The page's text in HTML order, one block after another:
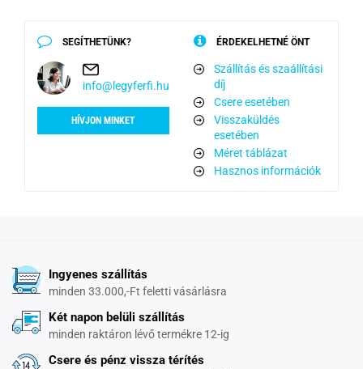
SEGÍTHETÜNK?
info@legyferfi.hu
HÍVJON MINKET
ÉRDEKELHETNÉ ÖNT
Szállítás és szaállítási
díj
Csere esetében
Visszaküldés
esetében
Méret táblázat
Hasznos információk
Ingyenes szállítás
minden 33.000,-Ft feletti vásárlásra
Két napon belüli szállítás
minden raktáron lévő termékre 12-ig
Csere és pénz vissza térítés